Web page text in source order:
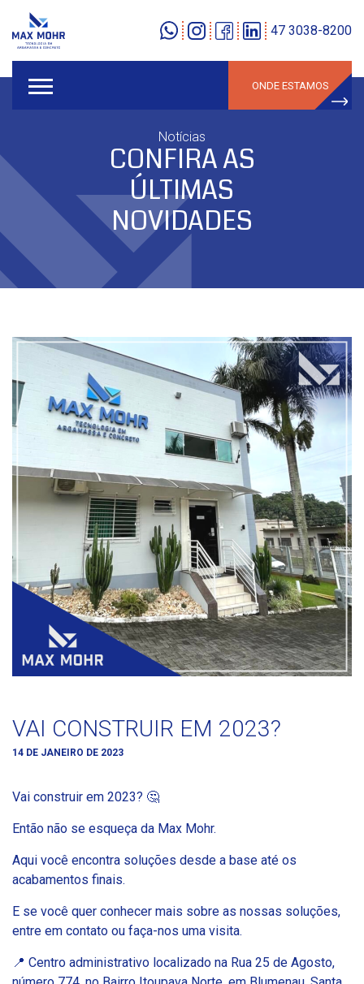
47 3038-8200
ONDE ESTAMOS
Notícias
CONFIRA AS
ÚLTIMAS
NOVIDADES
VAI CONSTRUIR EM 2023?
14 DE JANEIRO DE 2023
Vai construir em 2023? 🤔
Então não se esqueça da Max Mohr.
Aqui você encontra soluções desde a base até os
acabamentos finais.
E se você quer conhecer mais sobre as nossas soluções,
entre em contato ou faça-nos uma visita.
📍 Centro administrativo localizado na Rua 25 de Agosto,